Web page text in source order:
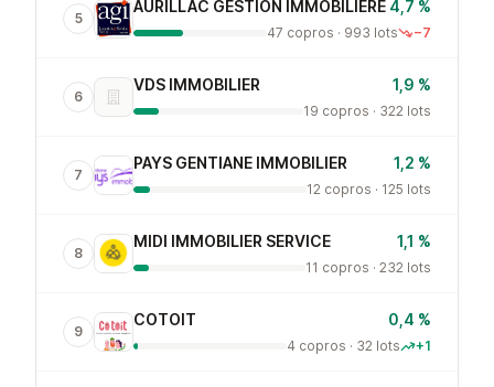
5
AURILLAC GESTION IMMOBILIERE 4,7 %
47 copros · 993 lots −7
6
VDS IMMOBILIER 1,9 %
19 copros · 322 lots
7
PAYS GENTIANE IMMOBILIER 1,2 %
12 copros · 125 lots
8
MIDI IMMOBILIER SERVICE 1,1 %
11 copros · 232 lots
9
COTOIT 0,4 %
4 copros · 32 lots +1